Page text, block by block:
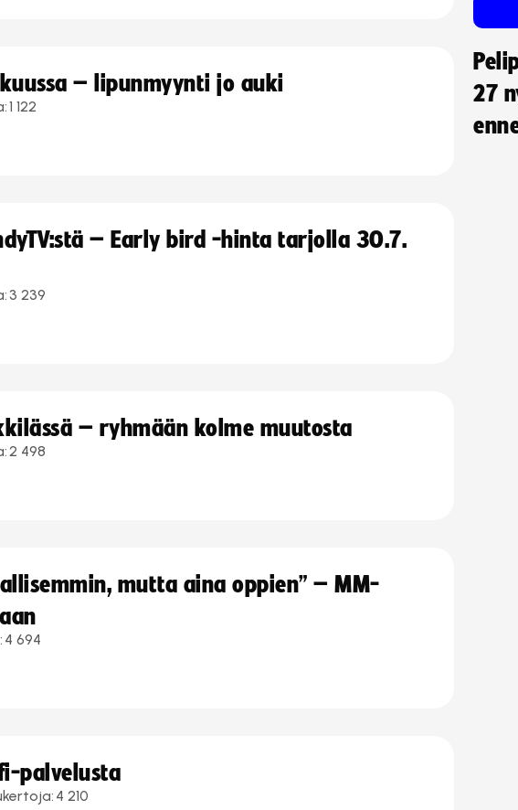
– lipunmyynti jo auki
1 122
– Early bird -hinta tarjolla 30.7.
3 239
– ryhmään kolme muutosta
2 498
mutta aina oppien” – MM-
4 694
palvelusta
4 210
27